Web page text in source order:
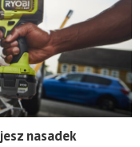
nasadek